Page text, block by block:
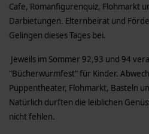
Cafe, Romanfigurenquiz, Flohmarkt
Darbietungen. Elternbeirat und
Gelingen dieses Tages bei.
Jeweils im Sommer 92,93 und 94
"Bücherwurmfest" für Kinder.
Puppentheater, Flohmarkt, Basteln
Natürlich durften die leiblichen
nicht fehlen.